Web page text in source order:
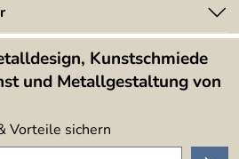
Kunstschmiede
und Metallgestaltung von
Vorteile sichern